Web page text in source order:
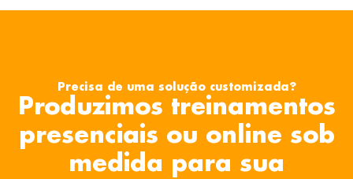
Precisa de uma solução customizada?
Produzimos treinamentos
presenciais ou online sob
medida para sua